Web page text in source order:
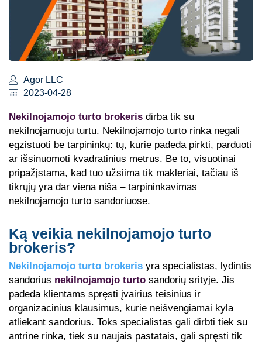
Agor LLC
2023-04-28
Nekilnojamojo turto brokeris dirba tik su
nekilnojamuoju turtu. Nekilnojamojo turto rinka negali
egzistuoti be tarpininkų: tų, kurie padeda pirkti, parduoti
ar išsinuomoti kvadratinius metrus. Be to, visuotinai
pripažįstama, kad tuo užsiima tik makleriai, tačiau iš
tikrųjų yra dar viena niša – tarpininkavimas
nekilnojamojo turto sandoriuose.
Ką veikia nekilnojamojo turto
brokeris?
Nekilnojamojo turto brokeris yra specialistas, lydintis
sandorius nekilnojamojo turto sandorių srityje. Jis
padeda klientams spręsti įvairius teisinius ir
organizacinius klausimus, kurie neišvengiamai kyla
atliekant sandorius. Toks specialistas gali dirbti tiek su
antrine rinka, tiek su naujais pastatais, gali spręsti tik